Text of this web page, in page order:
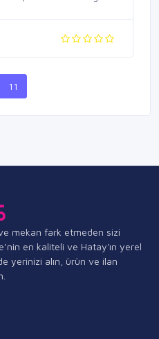
11
mekan fark etmeden sizi
en kaliteli ve Hatay'ın yerel
yerinizi alın, ürün ve ilan